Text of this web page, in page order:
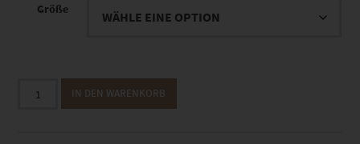
Größe
Mercedes
IN DEN WARENKORB